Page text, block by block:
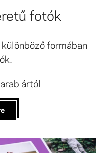
fotók
formában
ártól